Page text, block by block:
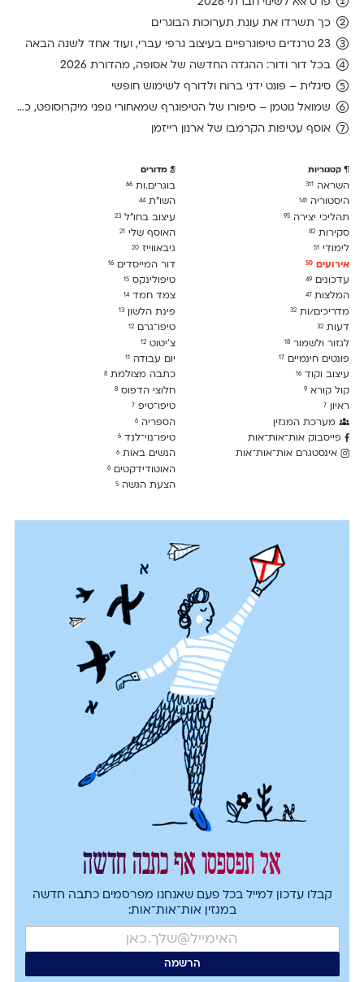
פרס אאא לשינוי חברתי 2026
כך תשרדו את עונת תערוכות הבוגרים
23 טרנדים טיפוגרפיים בעיצוב גרפי עברי, ועוד אחד לשנה הבאה
בכל דור ודור: ההגדה החדשה של אסופה, מהדורת 2026
סיגלית – פונט ידני ברוח ולדורף לשימוש חופשי
שמואל גוטמן – סיפורו של הטיפוגרף שמאחורי גופני מיקרוסופט, כפי שנחשף בארכיון של נינתו
אוסף עטיפות הקרמבו של ארנון רייזמן
קטגוריות
השראה 311
היסטוריה 141
תהליכי יצירה 95
סקירות 82
לימודִי 51
אירועים 50
עדכונים 49
המלצות47
מדריכים/ות 32
דעות 32
לגזור ולשמור 18
פונטים חינמיים 17
עיצוב וקוד 16
קול קורא 9
ראיון 7
מערכת המגזין
פייסבוק אות־אות־אות
אינסטגרם אות־אות־אות
מדורים
בוגרים.ות66
השו״ת44
עיצוב בחו"ל23
האוסף שלי21
גיבאווייז20
דור המייסדים16
טיפולינקס15
צמד חמד14
פינת הלשון13
טיפו־גרם12
צ׳יטוט12
יום עבודה11
כתבה מצולמת8
חלוצי הדפוס8
טיפו־טיפ7
הספריה6
טיפו־נוי־לנד6
הנשים באות6
האוטודידקטים6
הצעת הגשה5
אל תפספסו אף כתבה חדשה
קבלו עדכון למייל בכל פעם שאנחנו מפרסמים כתבה חדשה
במגזין אות־אות־אות: